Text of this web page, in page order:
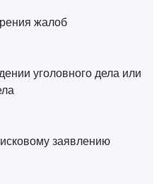
жалоб
уголовного дела или
заявлению